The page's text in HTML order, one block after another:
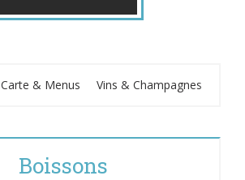
Carte & Menus Vins & Champagnes
Boissons